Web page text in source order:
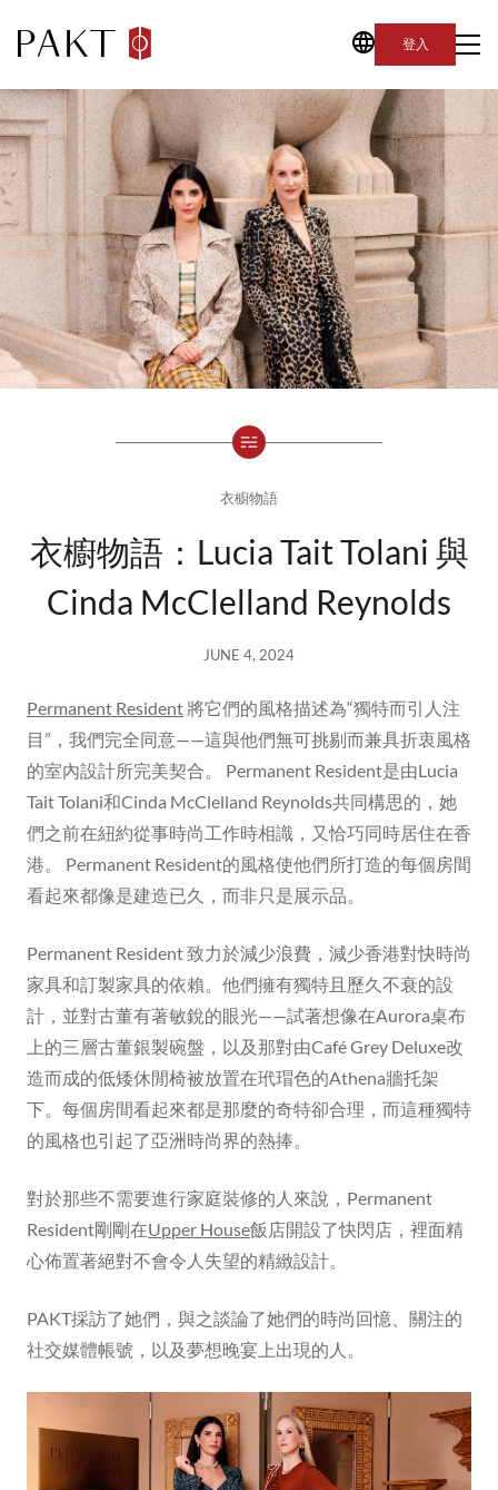
登入
衣櫥物語
衣櫥物語：Lucia Tait Tolani 與
Cinda McClelland Reynolds
JUNE 4, 2024
Permanent Resident 將它們的風格描述為“獨特而引人注
目”，我們完全同意——這與他們無可挑剔而兼具折衷風格
的室內設計所完美契合。 Permanent Resident是由Lucia
Tait Tolani和Cinda McClelland Reynolds共同構思的，她
們之前在紐約從事時尚工作時相識，又恰巧同時居住在香
港。 Permanent Resident的風格使他們所打造的每個房間
看起來都像是建造已久，而非只是展示品。
Permanent Resident 致力於減少浪費，減少香港對快時尚
家具和訂製家具的依賴。他們擁有獨特且歷久不衰的設
計，並對古董有著敏銳的眼光——試著想像在Aurora桌布
上的三層古董銀製碗盤，以及那對由Café Grey Deluxe改
造而成的低矮休閒椅被放置在玳瑁色的Athena牆托架
下。每個房間看起來都是那麼的奇特卻合理，而這種獨特
的風格也引起了亞洲時尚界的熱捧。
對於那些不需要進行家庭裝修的人來說，Permanent
Resident剛剛在Upper House飯店開設了快閃店，裡面精
心佈置著絕對不會令人失望的精緻設計。
PAKT採訪了她們，與之談論了她們的時尚回憶、關注的
社交媒體帳號，以及夢想晚宴上出現的人。